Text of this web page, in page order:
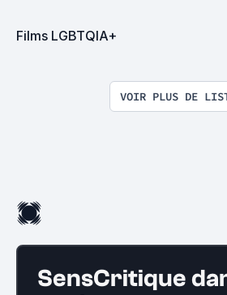
Films LGBTQIA+
VOIR PLUS DE
SensCritique